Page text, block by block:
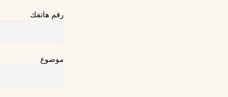
رقم هاتفك
موضوع